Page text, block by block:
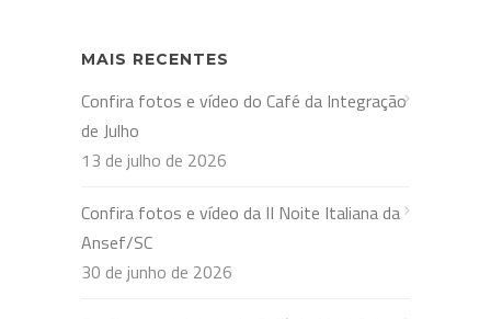
MAIS RECENTES
Confira fotos e vídeo do Café da Integração
de Julho
13 de julho de 2026
Confira fotos e vídeo da II Noite Italiana da
Ansef/SC
30 de junho de 2026